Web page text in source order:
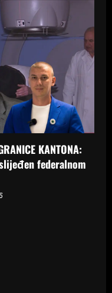
KANTONA:
federalnom